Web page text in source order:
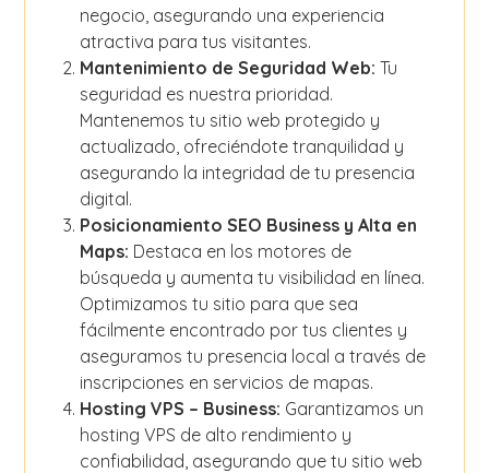
negocio, asegurando una experiencia
atractiva para tus visitantes.
Mantenimiento de Seguridad Web: Tu
seguridad es nuestra prioridad.
Mantenemos tu sitio web protegido y
actualizado, ofreciéndote tranquilidad y
asegurando la integridad de tu presencia
digital.
Posicionamiento SEO Business y Alta en
Maps: Destaca en los motores de
búsqueda y aumenta tu visibilidad en línea.
Optimizamos tu sitio para que sea
fácilmente encontrado por tus clientes y
aseguramos tu presencia local a través de
inscripciones en servicios de mapas.
Hosting VPS – Business: Garantizamos un
hosting VPS de alto rendimiento y
confiabilidad, asegurando que tu sitio web